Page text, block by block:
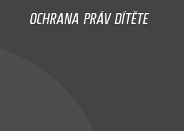
OCHRANA PRÁV DÍTĚTE